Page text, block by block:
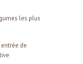
les plus
de